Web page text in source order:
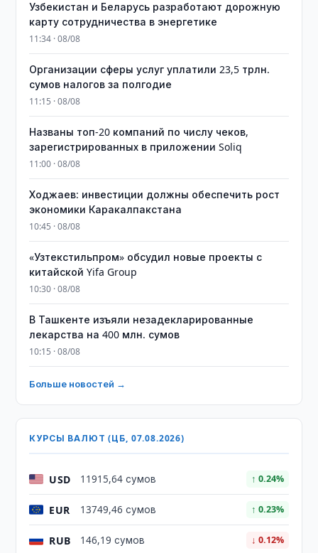
Узбекистан и Беларусь разработают дорожную
карту сотрудничества в энергетике
11:34 · 08/08
Организации сферы услуг уплатили 23,5 трлн.
сумов налогов за полгодие
11:15 · 08/08
Названы топ-20 компаний по числу чеков,
зарегистрированных в приложении Soliq
11:00 · 08/08
Ходжаев: инвестиции должны обеспечить рост
экономики Каракалпакстана
10:45 · 08/08
«Узтекстильпром» обсудил новые проекты с
китайской Yifa Group
10:30 · 08/08
​​​​​​​В Ташкенте изъяли незадекларированные
лекарства на 400 млн. сумов
10:15 · 08/08
Больше новостей →
КУРСЫ ВАЛЮТ (ЦБ, 07.08.2026)
USD 11915,64 сумов ↑ 0.24%
EUR 13749,46 сумов ↑ 0.23%
RUB 146,19 сумов ↓ 0.12%